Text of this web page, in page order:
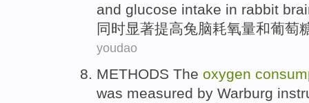
and glucose intake in rabbit
同时显著提高兔脑耗氧量和葡萄
youdao
METHODS The oxygen
was measured by Warburg